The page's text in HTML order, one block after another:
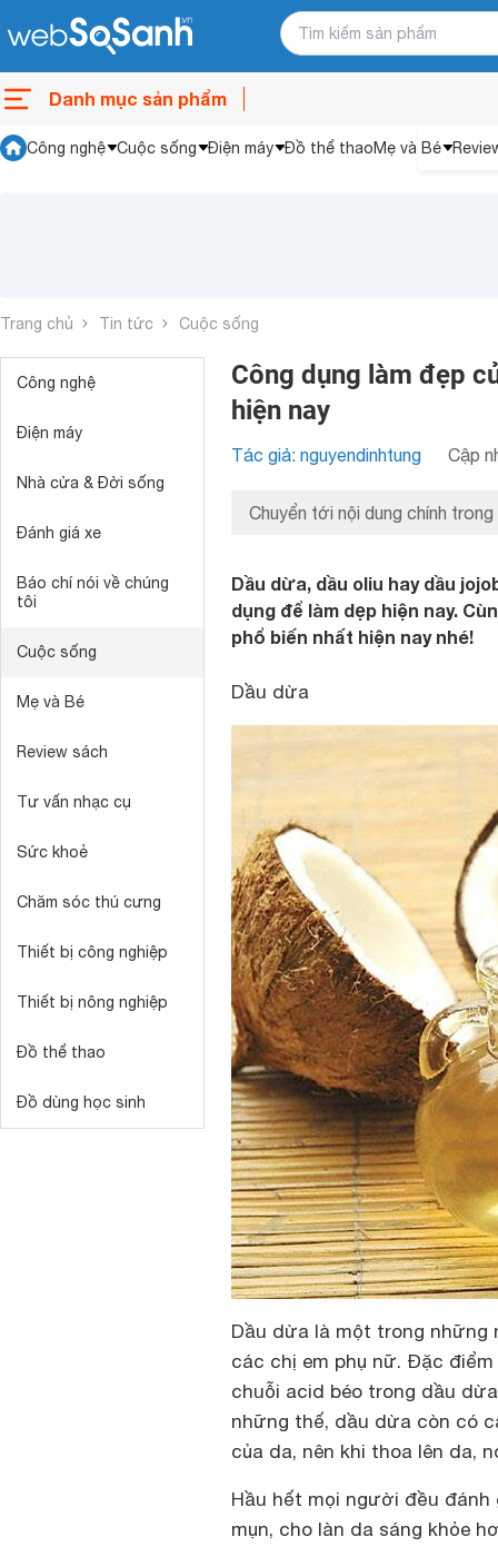
Danh mục sản phẩm
Công nghệ Cuộc sống Điện máy Đồ thể thaoMẹ và Bé
Trang chủ Tin tức Cuộc sống
Công nghệ
Điện máy
Nhà cửa & Đời sống
Đánh giá xe
Báo chí nói về chúng
tôi
Cuộc sống
Mẹ và Bé
Review sách
Tư vấn nhạc cụ
Sức khoẻ
Chăm sóc thú cưng
Thiết bị công nghiệp
Thiết bị nông nghiệp
Đồ thể thao
Đồ dùng học sinh
Công dụng làm đẹp
hiện nay
Tác giả: nguyendinhtung Cập
Chuyển tới nội dung chính trong
Dầu dừa, dầu oliu hay dầu
dụng để làm dẹp hiện nay.
phổ biến nhất hiện nay nhé!
Dầu dừa
Dầu dừa là một trong những
các chị em phụ nữ. Đặc
chuỗi acid béo trong dầu
những thế, dầu dừa còn có
của da, nên khi thoa lên da,
Hầu hết mọi người đều
mụn, cho làn da sáng khỏe